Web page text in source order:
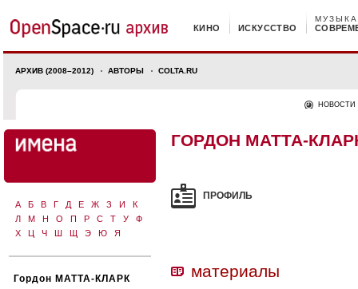
КИНО ИСКУССТВО
МУЗЫКА
АРХИВ (2008–2012) АВТОРЫ COLTA.RU
НОВОСТИ
А Б В Г Д Е Ж З И
К
Л
М Н О П Р С Т У
Ф
Х
Ц Ч Ш Щ Э Ю Я
Гордон МАТТА-КЛАРК
ГОРДОН МАТТА-
ПРОФИЛЬ
материалы